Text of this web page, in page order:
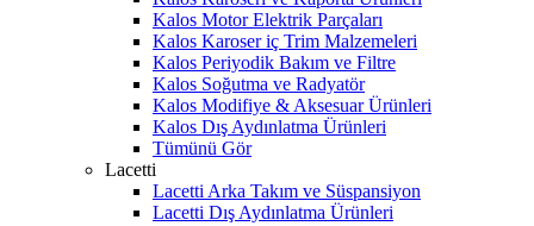
Kalos Motor Elektrik Parçaları
Kalos Karoser iç Trim Malzemeleri
Kalos Periyodik Bakım ve Filtre
Kalos Soğutma ve Radyatör
Kalos Modifiye & Aksesuar Ürünleri
Kalos Dış Aydınlatma Ürünleri
Tümünü Gör
Lacetti
Lacetti Arka Takım ve Süspansiyon
Lacetti Dış Aydınlatma Ürünleri